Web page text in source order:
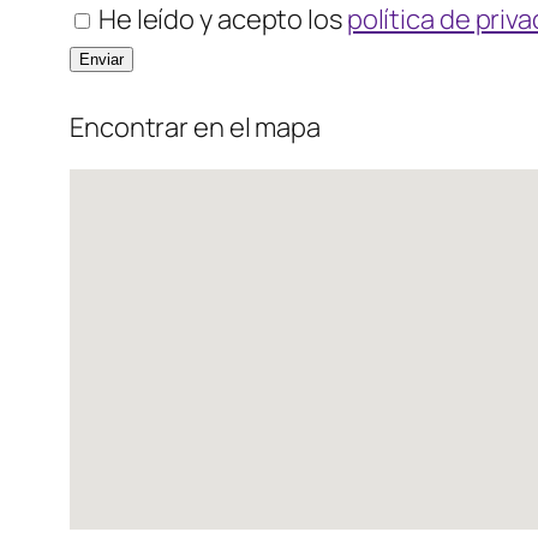
He leído y acepto lospolítica de
Encontrar en el mapa